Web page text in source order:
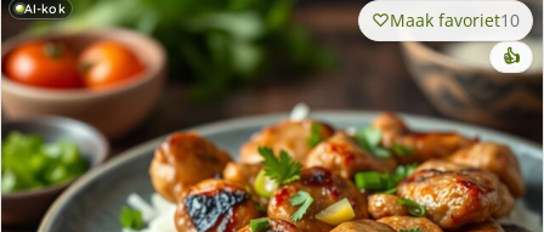
AI-kok Maak favoriet10
👍